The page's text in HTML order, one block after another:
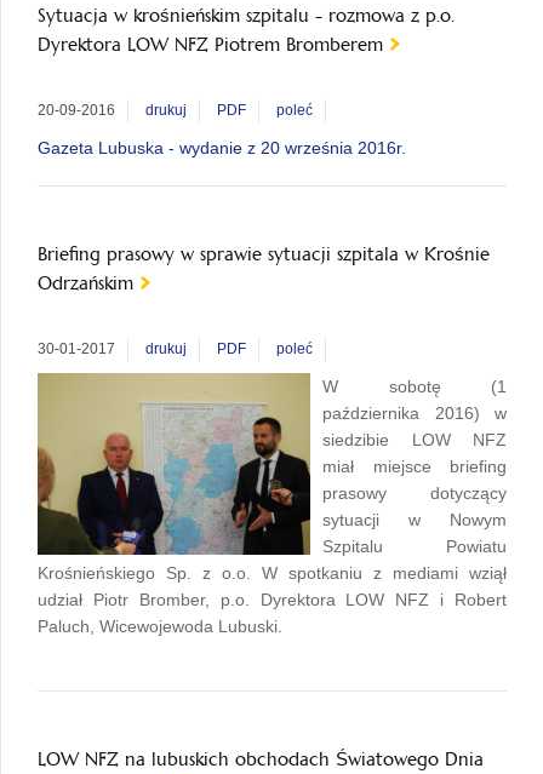
Sytuacja w krośnieńskim szpitalu - rozmowa z p.o.
Dyrektora LOW NFZ Piotrem Bromberem
20-09-2016 drukuj PDF poleć
Gazeta Lubuska - wydanie z 20 września 2016r.
Briefing prasowy w sprawie sytuacji szpitala w Krośnie
Odrzańskim
30-01-2017 drukuj PDF poleć
W sobotę (1
października 2016) w
siedzibie LOW NFZ
miał miejsce briefing
prasowy dotyczący
sytuacji w Nowym
Szpitalu Powiatu
Krośnieńskiego Sp. z o.o. W spotkaniu z mediami wziął
udział Piotr Bromber, p.o. Dyrektora LOW NFZ i Robert
Paluch, Wicewojewoda Lubuski.
LOW NFZ na lubuskich obchodach Światowego Dnia